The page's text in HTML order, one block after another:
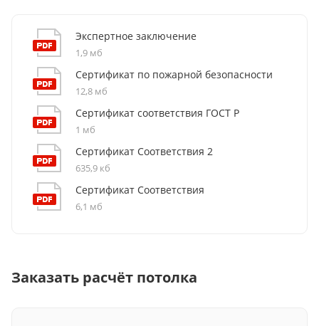
отелях, аэропортах и премиальных общественных
пространствах.
Экспертное заключение
1,9 мб
Сертификат по пожарной безопасности
12,8 мб
Сертификат соответствия ГОСТ Р
1 мб
Сертификат Соответствия 2
635,9 кб
Сертификат Соответствия
6,1 мб
Заказать расчёт потолка